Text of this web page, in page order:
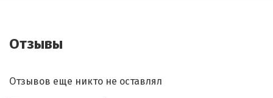
Отзывы
Отзывов еще никто не оставлял